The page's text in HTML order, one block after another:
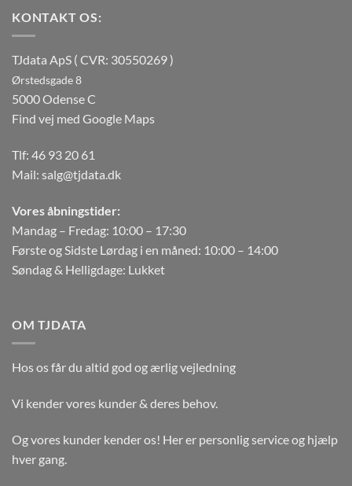
KONTAKT OS:
TJdata ApS ( CVR: 30550269 )
Ørstedsgade 8
5000 Odense C
Find vej med Google Maps
Tlf: 46 93 20 61
Mail: salg@tjdata.dk
Vores åbningstider:
Mandag – Fredag: 10:00 – 17:30
Første og Sidste Lørdag i en måned: 10:00 – 14:00
Søndag & Helligdage: Lukket
OM TJDATA
Hos os får du altid god og ærlig vejledning
Vi kender vores kunder & deres behov.
Og vores kunder kender os! Her er personlig service og hjælp
hver gang.